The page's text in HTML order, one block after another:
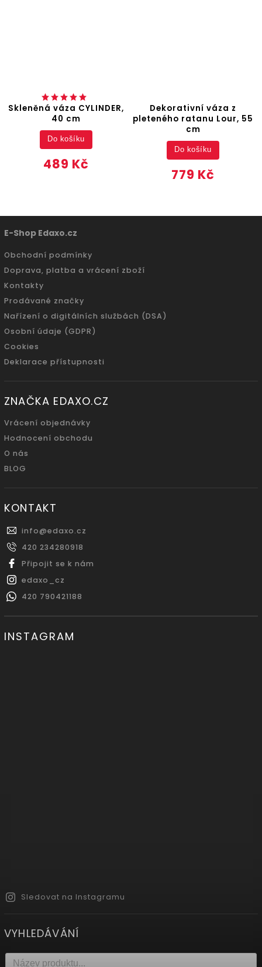
Skleněná váza CYLINDER,
40 cm
489 Kč
Do košíku
Dekorativní váza z
pleteného ratanu Lour, 55
cm
779 Kč
Do košíku
E-Shop Edaxo.cz
Obchodní podmínky
Doprava, platba a vrácení zboží
Kontakty
Prodávané značky
Nařízení o digitálních službách (DSA)
Osobní údaje (GDPR)
Cookies
Deklarace přístupnosti
ZNAČKA EDAXO.CZ
Vrácení objednávky
Hodnocení obchodu
O nás
BLOG
KONTAKT
info@edaxo.cz
420 234280918
Připojit se k nám
edaxo_cz
420 790421188
INSTAGRAM
Sledovat na Instagramu
VYHLEDÁVÁNÍ